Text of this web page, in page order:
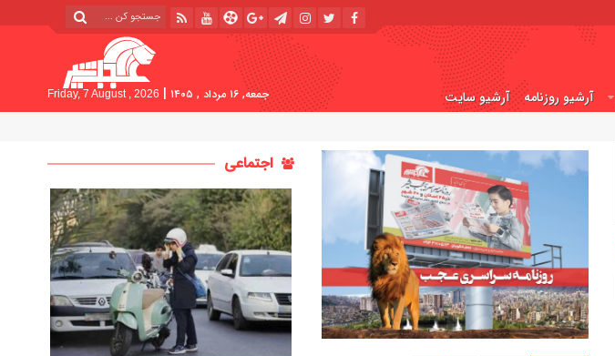
آرشیو روزنامه آرشیو سایت جمعه, ۱۶ مرداد , ۱۴۰۵ |
Friday, 7 August , 2026
اجتماعی